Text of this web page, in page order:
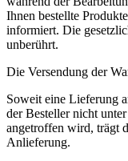
Ihnen bestellte
informiert. Die
unberührt.
Die Versendung der
Soweit eine Lieferung
der Besteller nicht
angetroffen wird, trägt
Anlieferung.